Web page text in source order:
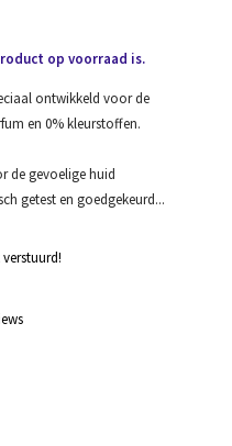
op voorraad is.
ontwikkeld voor de
en 0% kleurstoffen.
de gevoelige huid
getest en goedgekeurd...